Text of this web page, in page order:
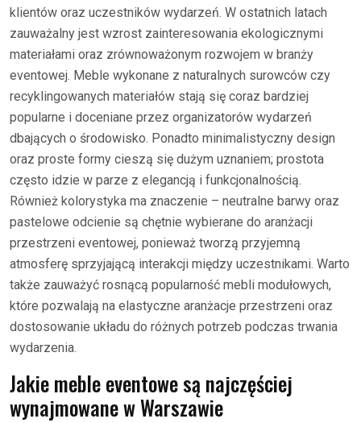
klientów oraz uczestników wydarzeń. W ostatnich latach
zauważalny jest wzrost zainteresowania ekologicznymi
materiałami oraz zrównoważonym rozwojem w branży
eventowej. Meble wykonane z naturalnych surowców czy
recyklingowanych materiałów stają się coraz bardziej
popularne i doceniane przez organizatorów wydarzeń
dbających o środowisko. Ponadto minimalistyczny design
oraz proste formy cieszą się dużym uznaniem; prostota
często idzie w parze z elegancją i funkcjonalnością.
Również kolorystyka ma znaczenie – neutralne barwy oraz
pastelowe odcienie są chętnie wybierane do aranżacji
przestrzeni eventowej, ponieważ tworzą przyjemną
atmosferę sprzyjającą interakcji między uczestnikami. Warto
także zauważyć rosnącą popularność mebli modułowych,
które pozwalają na elastyczne aranżacje przestrzeni oraz
dostosowanie układu do różnych potrzeb podczas trwania
wydarzenia.
Jakie meble eventowe są najczęściej
wynajmowane w Warszawie